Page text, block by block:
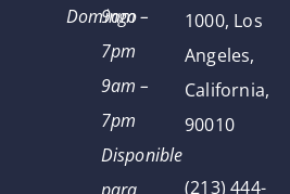
Domingo
9am –
7pm
9am –
7pm
Disponible
1000, Los
Angeles,
California,
90010
(213) 444-